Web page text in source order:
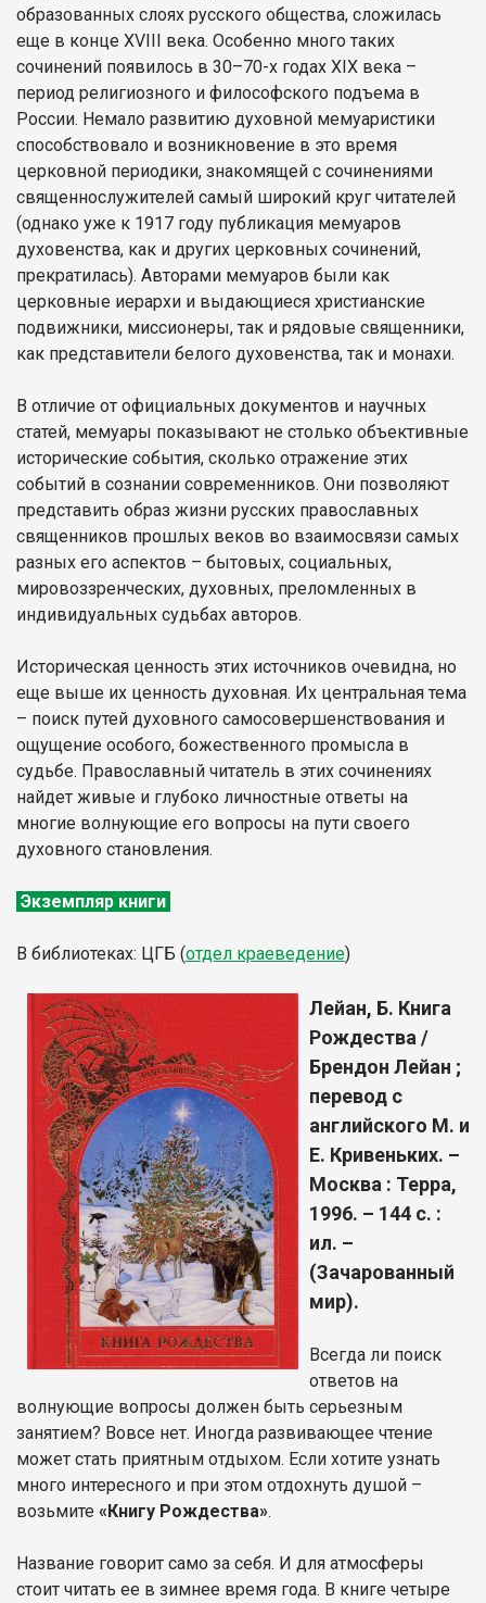
образованных слоях русского общества, сложилась
еще в конце XVIII века. Особенно много таких
сочинений появилось в 30–70-х годах XIX века –
период религиозного и философского подъема в
России. Немало развитию духовной мемуаристики
способствовало и возникновение в это время
церковной периодики, знакомящей с сочинениями
священнослужителей самый широкий круг читателей
(однако уже к 1917 году публикация мемуаров
духовенства, как и других церковных сочинений,
прекратилась). Авторами мемуаров были как
церковные иерархи и выдающиеся христианские
подвижники, миссионеры, так и рядовые священники,
как представители белого духовенства, так и монахи.
В отличие от официальных документов и научных
статей, мемуары показывают не столько объективные
исторические события, сколько отражение этих
событий в сознании современников. Они позволяют
представить образ жизни русских православных
священников прошлых веков во взаимосвязи самых
разных его аспектов – бытовых, социальных,
мировоззренческих, духовных, преломленных в
индивидуальных судьбах авторов.
Историческая ценность этих источников очевидна, но
еще выше их ценность духовная. Их центральная тема
– поиск путей духовного самосовершенствования и
ощущение особого, божественного промысла в
судьбе. Православный читатель в этих сочинениях
найдет живые и глубоко личностные ответы на
многие волнующие его вопросы на пути своего
духовного становления.
Экземпляр книги
В библиотеках: ЦГБ (отдел краеведение)
Лейан, Б. Книга
Рождества /
Брендон Лейан ;
перевод с
английского М. и
Е. Кривеньких. –
Москва : Терра,
1996. – 144 с. :
ил. –
(Зачарованный
мир).
Всегда ли поиск
ответов на
волнующие вопросы должен быть серьезным
занятием? Вовсе нет. Иногда развивающее чтение
может стать приятным отдыхом. Если хотите узнать
много интересного и при этом отдохнуть душой –
возьмите «Книгу Рождества».
Название говорит само за себя. И для атмосферы
стоит читать ее в зимнее время года. В книге четыре